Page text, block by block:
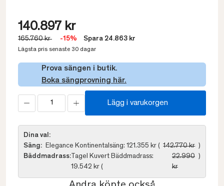
140.897 kr
165.760 kr -15% Spara 24.863 kr
Lägsta pris senaste 30 dagar
Prova sängen i butik.
Boka sängprovning här.
Lägg i varukorgen
Dina val:
Säng: Elegance Kontinentalsäng: 121.355 kr ( 142.770 kr )
Bäddmadrass: Tagel Kuvert Bäddmadrass:
19.542 kr (
22.990
kr
)